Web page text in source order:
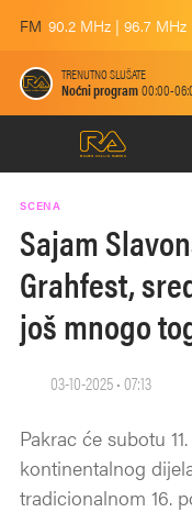
FM 90.2 MHz | 96.7 MHz
TRENUTNO SLUŠATE
Noćni program00:00-
SCENA
Sajam
Grahfest,
još mnogo
03-10-2025 • 07:13
Pakrac će subotu
kontinentalnog
tradicionalnom 16.